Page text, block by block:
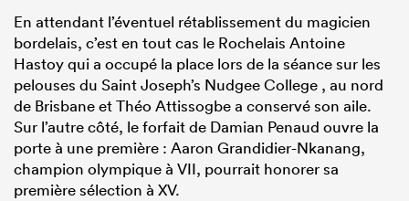
En attendant l’éventuel rétablissement du magicien
bordelais, c’est en tout cas le Rochelais Antoine
Hastoy qui a occupé la place lors de la séance sur les
pelouses du Saint Joseph’s Nudgee College , au nord
de Brisbane et Théo Attissogbe a conservé son aile.
Sur l’autre côté, le forfait de Damian Penaud ouvre la
porte à une première : Aaron Grandidier-Nkanang,
champion olympique à VII, pourrait honorer sa
première sélection à XV.